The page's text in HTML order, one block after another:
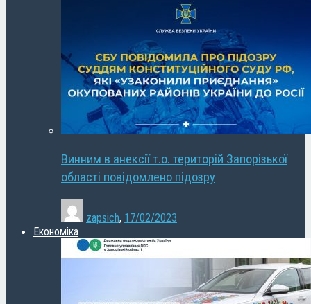
Винним в анексії т.о. територій Запорізької
області повідомлено підозру
zapsich, 17/02/2023
Економіка